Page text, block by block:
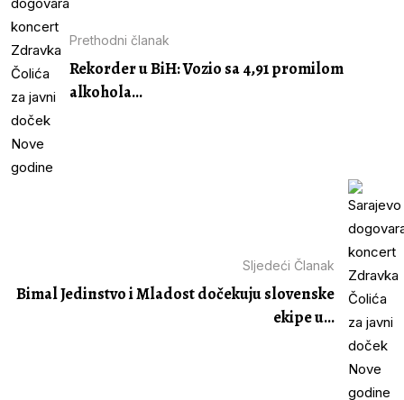
Prethodni članak
Rekorder u BiH: Vozio sa 4,91 promilom
alkohola...
Sljedeći Članak
Bimal Jedinstvo i Mladost dočekuju slovenske
ekipe u...